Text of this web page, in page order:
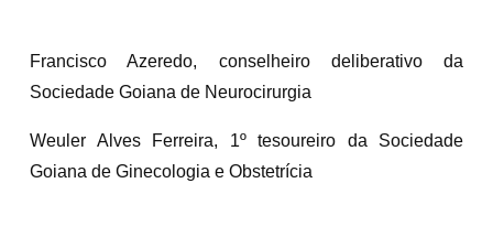
Francisco Azeredo, conselheiro deliberativo da
Sociedade Goiana de Neurocirurgia
Weuler Alves Ferreira, 1º tesoureiro da Sociedade
Goiana de Ginecologia e Obstetrícia